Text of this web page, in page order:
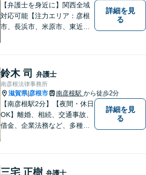
【弁護士を身近に】関西全域
対応可能【注力エリア：彦根
市、長浜市、米原市、東近江
まに、不安を和らげベストな
解決策を提供します「迅速丁
寧」【無料相談有・駐車場完
備】【英語対応可】
詳細を見
る
鈴木 司 弁護士
南彦根法律事務所
滋賀県| 彦根市 南彦根駅 から徒歩2分
【南彦根駅2分】【夜間・休日
OK】離婚、相続、交通事故、
借金、企業法務など、多種多
をモットーに、皆様それぞれ
詳細を見
る
三宅 正樹 弁護士